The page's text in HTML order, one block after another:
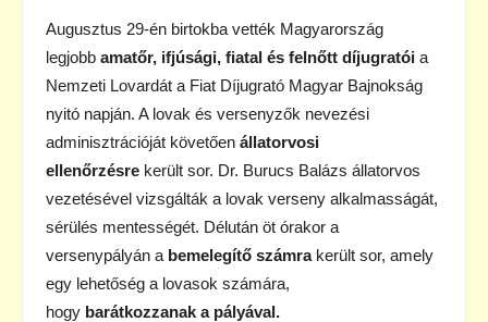
Augusztus 29-én birtokba vették Magyarország
legjobb amatőr, ifjúsági, fiatal és felnőtt díjugratói a
Nemzeti Lovardát a Fiat Díjugrató Magyar Bajnokság
nyitó napján. A lovak és versenyzők nevezési
adminisztrációját követően állatorvosi
ellenőrzésre került sor. Dr. Burucs Balázs állatorvos
vezetésével vizsgálták a lovak verseny alkalmasságát,
sérülés mentességét. Délután öt órakor a
versenypályán a bemelegítő számrakerült sor, amely
egy lehetőség a lovasok számára,
hogy barátkozzanak a pályával.